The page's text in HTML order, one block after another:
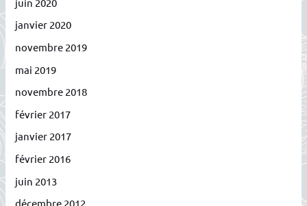
janvier 2020
novembre 2019
mai 2019
novembre 2018
février 2017
janvier 2017
février 2016
juin 2013
décembre 2012